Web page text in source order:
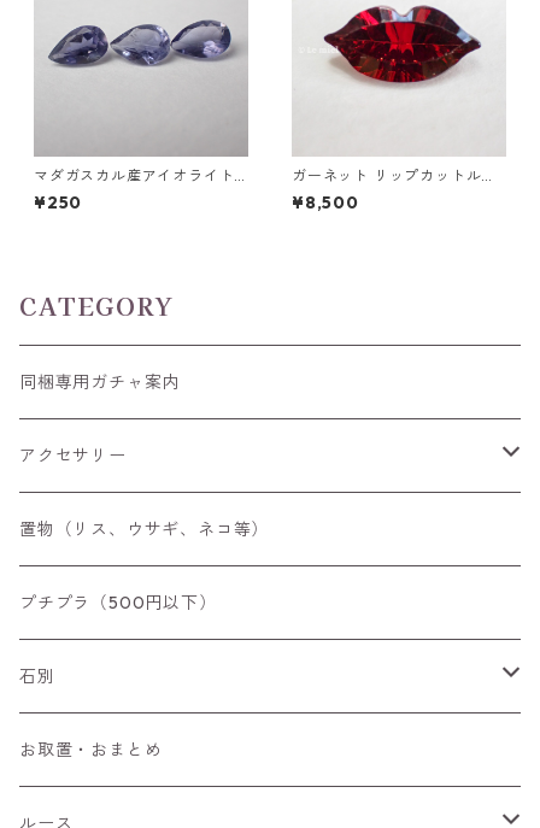
マダガスカル産アイオライト
0.1ct前後 6mm*4mm前後
¥250
ガーネット リップカットルー
ス 2.0ct 12mm*6mm*4mm
¥8,500
CATEGORY
同梱専用ガチャ案内
アクセサリー
空枠
リング
ペンダントトップ
ブローチ
チャーム
置物（リス、ウサギ、ネコ等）
プチプラ（500円以下）
石別
アイオライト
アウイナイト
お取置・おまとめ
ルース